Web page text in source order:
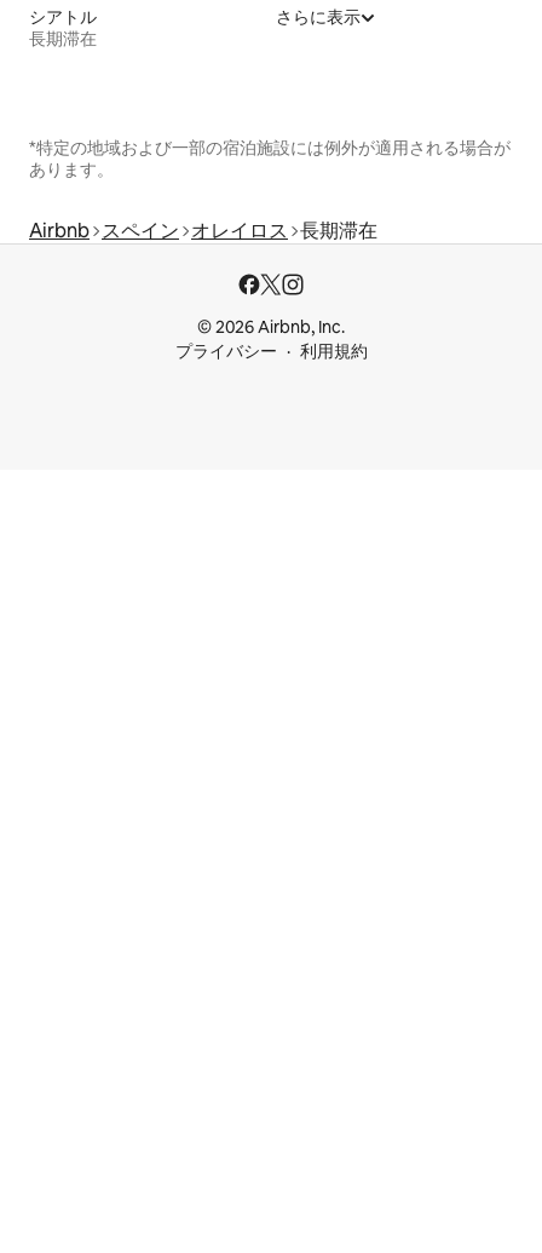
シアトル
長期滞在
さらに表示
*特定の地域および一部の宿泊施設には例外が適用される場合が
あります。
Airbnb スペイン オレイロス 長期滞在
© 2026 Airbnb, Inc.
プライバシー
利用規約